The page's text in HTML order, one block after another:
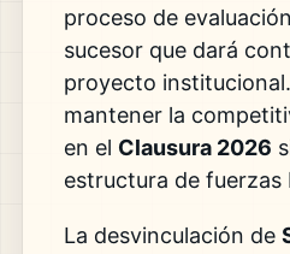
proceso de
sucesor que dará
proyecto
mantener la
en el Clausura 2026
estructura de fuerzas
La desvinculación de